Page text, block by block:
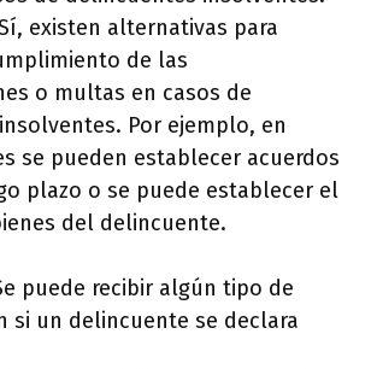
existen alternativas para
de las
o multas en casos de
Por ejemplo, en
se pueden establecer acuerdos
plazo o se puede establecer el
del delincuente.
puede recibir algún tipo de
si un delincuente se declara